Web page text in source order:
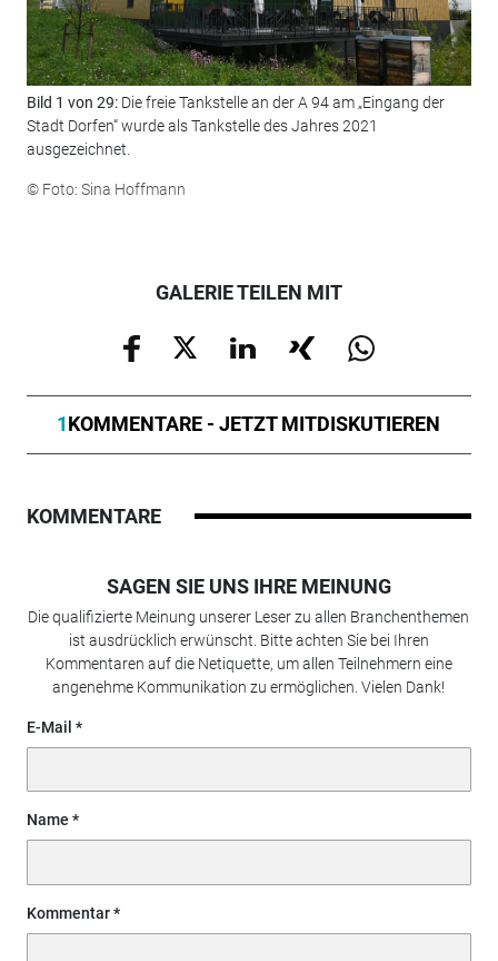
Bild 1 von 29: Die freie Tankstelle an der A 94 am „Eingang der
Stadt Dorfen“ wurde als Tankstelle des Jahres 2021
ausgezeichnet.
© Foto: Sina Hoffmann
GALERIE TEILEN MIT
1KOMMENTARE - JETZT MITDISKUTIEREN
KOMMENTARE
SAGEN SIE UNS IHRE MEINUNG
Die qualifizierte Meinung unserer Leser zu allen Branchenthemen
ist ausdrücklich erwünscht. Bitte achten Sie bei Ihren
Kommentaren auf die Netiquette, um allen Teilnehmern eine
angenehme Kommunikation zu ermöglichen. Vielen Dank!
E-Mail
Name
Kommentar